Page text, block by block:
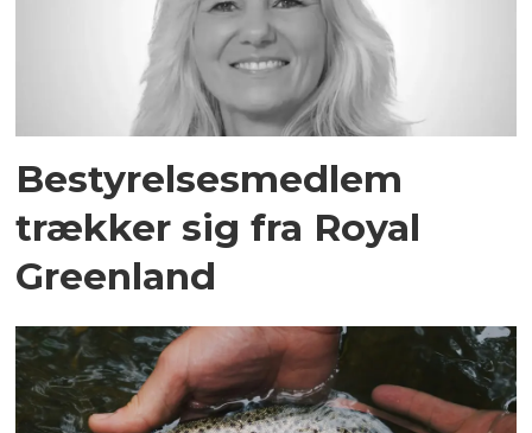
Bestyrelsesmedlem
trækker sig fra Royal
Greenland